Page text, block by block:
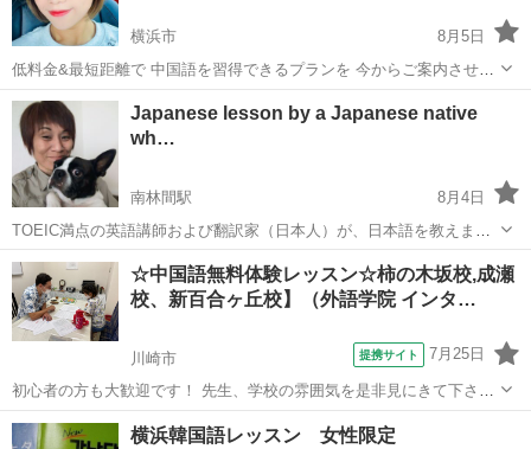
横浜市
8月5日
低料金&最短距離で 中国語を習得できるプランを 今からご案内させて
頂きます🇨🇳 当スクール 中国語オンライン モイザ【MOIZA】レッス
ンは 運営開始から13年目となり お忙しい方でも ストレス掛からない
ように 【マン...
神奈川 横浜市
Japanese lesson by a Japanese native
wh…
南林間駅
8月4日
TOEIC満点の英語講師および翻訳家（日本人）が、日本語を教えま
す。 I'm Japanese, born and raised. While being an English teacher
and translat...
神奈川 大和市 南林間駅 日本語
☆中国語無料体験レッスン☆柿の木坂校,成瀬
校、新百合ヶ丘校】（外語学院 インタ…
川崎市 提携サイト 7月25日
初心者の方も大歓迎です！ 先生、学校の雰囲気を是非見にきて下さ
い。 ※記載日以外でも体験レッスンが可能な場合もございます。電話
かメールにてご希望日時をお知らせ下さい。 info@intered.jp 03-3717-
神奈川 川崎市 中国語
横浜韓国語レッスン 女性限定